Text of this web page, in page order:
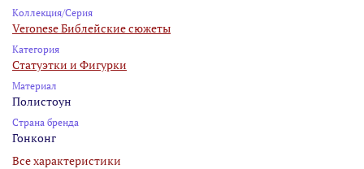
Коллекция/Серия
Veronese Библейские сюжеты
Категория
Статуэтки и Фигурки
Материал
Полистоун
Страна бренда
Гонконг
Все характеристики